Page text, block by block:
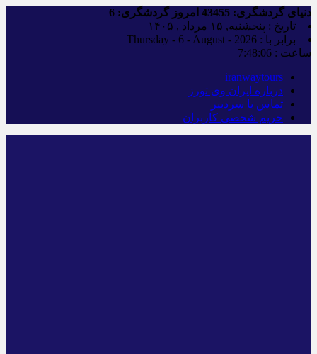
دنیای گردشگری: امروز گردشگری:
تاریخ : پنجشنبه, ۱۵ مرداد , ۱۴۰۵
برابر با : Thursday - 6 - August - 2026
ساعت : 7:48:07
iranwaytours
درباره ایران وی تورز
تماس با سردبیر
حریم شخصی کاربران